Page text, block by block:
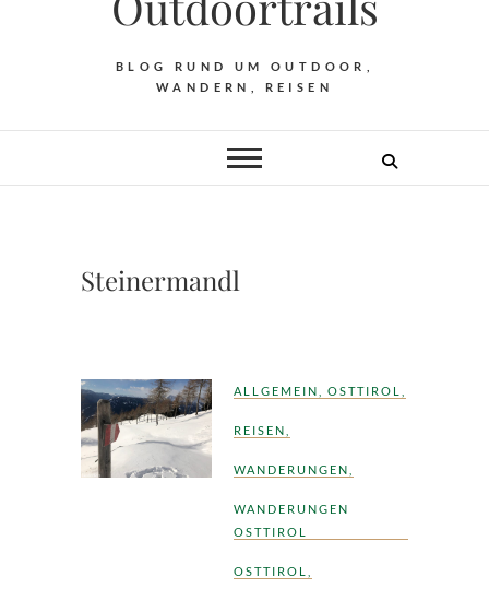
BLOG RUND UM OUTDOOR,
WANDERN, REISEN
Steinermandl
ALLGEMEIN OSTTIROL
REISEN
WANDERUNGEN
WANDERUNGEN
OSTTIROL
OSTTIROL